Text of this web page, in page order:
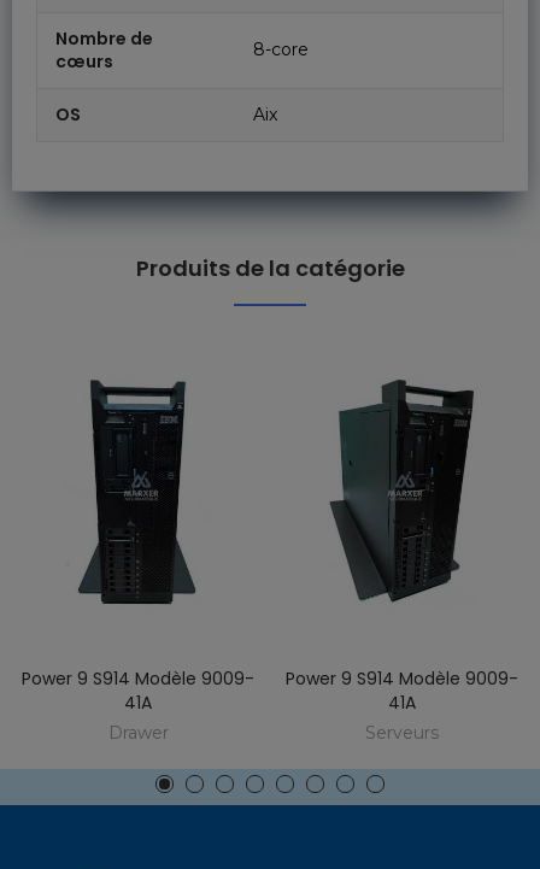
Nombre de
cœurs
8-core
OS Aix
Produits de la catégorie
Power 9 S914 Modèle 9009-
41A
Drawer
Power 9 S914 Modèle 9009-
41A
Serveurs